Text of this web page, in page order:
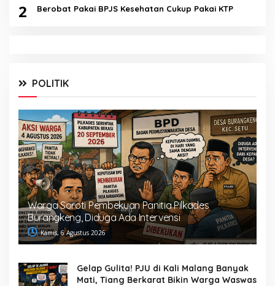
2 Berobat Pakai BPJS Kesehatan Cukup Pakai KTP
POLITIK
Warga Soroti Pembekuan Panitia Pilkades
Burangkeng, Diduga Ada Intervensi
Kamis, 6 Agustus 2026
Gelap Gulita! PJU di Kali Malang Banyak
Mati, Tiang Berkarat Bikin Warga Waswas